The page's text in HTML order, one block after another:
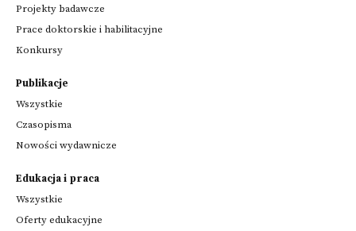
Projekty badawcze
Prace doktorskie i habilitacyjne
Konkursy
Publikacje
Wszystkie
Czasopisma
Nowości wydawnicze
Edukacja i praca
Wszystkie
Oferty edukacyjne